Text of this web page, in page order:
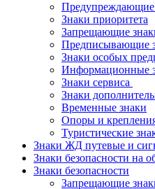
Предупреждающие
Знаки приоритета
Запрещающие
Предписывающие
Знаки особых
Информационные
Знаки сервиса
Знаки
Временные знаки
Опоры и
Туристические
Знаки ЖД путевые и
Знаки безопасности на
Знаки безопасности
Запрещающие